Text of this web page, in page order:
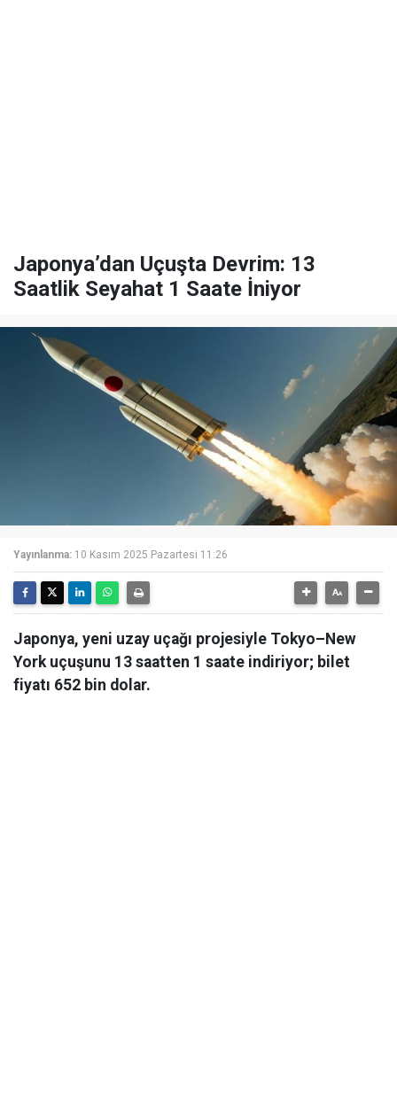
Japonya’dan Uçuşta Devrim: 13
Saatlik Seyahat 1 Saate İniyor
Yayınlanma: 10 Kasım 2025 Pazartesi 11:26
Japonya, yeni uzay uçağı projesiyle Tokyo–New
York uçuşunu 13 saatten 1 saate indiriyor; bilet
fiyatı 652 bin dolar.